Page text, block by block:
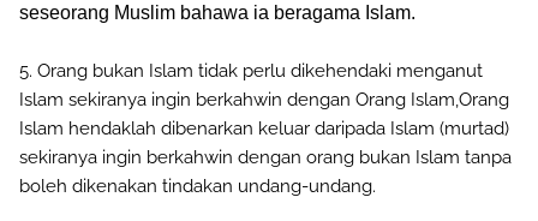
seseorang Muslim bahawa ia beragama Islam.
5. Orang bukan Islam tidak perlu dikehendaki menganut
Islam sekiranya ingin berkahwin dengan Orang Islam,Orang
Islam hendaklah dibenarkan keluar daripada Islam (murtad)
sekiranya ingin berkahwin dengan orang bukan Islam tanpa
boleh dikenakan tindakan undang-undang.